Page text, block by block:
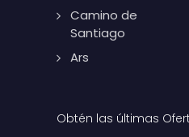
Camino de
Santiago
Ars
Obtén las últimas